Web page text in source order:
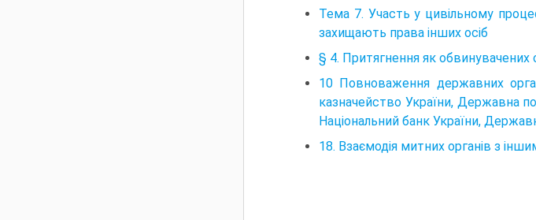
Тема 7. Участь у цивільному
захищають права інших осіб
§ 4. Притягнення як обвинувачених
10 Повноваження державних
казначейство України, Державна
Національний банк України,
18. Взаємодія митних органів з